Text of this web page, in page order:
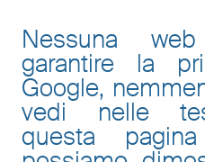
Nessuna
garantire la
Google,
vedi nelle
questa